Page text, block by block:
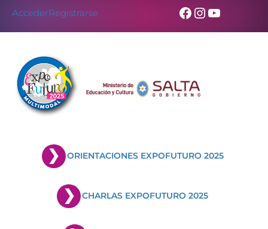
AccederRegistrarse Facebook
Instagram
YouTube
ORIENTACIONES EXPOFUTURO 2025
CHARLAS EXPOFUTURO 2025